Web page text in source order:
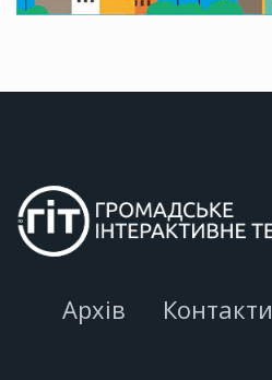
Архів Контакти